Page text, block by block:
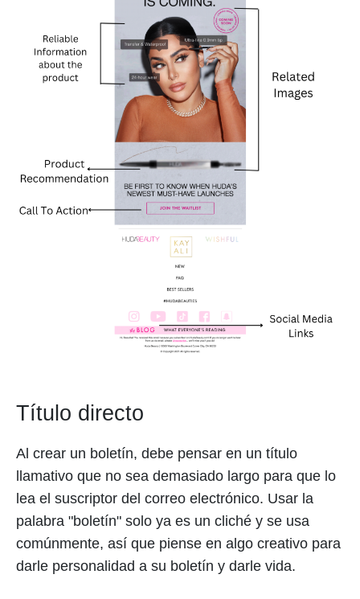
Título directo
Al crear un boletín, debe pensar en un título
llamativo que no sea demasiado largo para que lo
lea el suscriptor del correo electrónico. Usar la
palabra "boletín" solo ya es un cliché y se usa
comúnmente, así que piense en algo creativo para
darle personalidad a su boletín y darle vida.